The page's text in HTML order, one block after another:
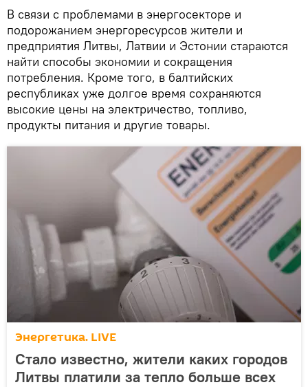
В связи с проблемами в энергосекторе и
подорожанием энергоресурсов жители и
предприятия Литвы, Латвии и Эстонии стараются
найти способы экономии и сокращения
потребления. Кроме того, в балтийских
республиках уже долгое время сохраняются
высокие цены на электричество, топливо,
продукты питания и другие товары.
Энергетика. LIVE
Стало известно, жители каких городов
Литвы платили за тепло больше всех